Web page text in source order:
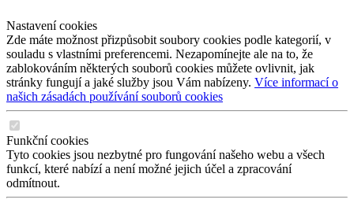
Nastavení cookies
Zde máte možnost přizpůsobit soubory cookies podle kategorií, v
souladu s vlastními preferencemi. Nezapomínejte ale na to, že
zablokováním některých souborů cookies můžete ovlivnit, jak
stránky fungují a jaké služby jsou Vám nabízeny. Více informací o
našich zásadách používání souborů cookies
Funkční cookies
Tyto cookies jsou nezbytné pro fungování našeho webu a všech
funkcí, které nabízí a není možné jejich účel a zpracování
odmítnout.